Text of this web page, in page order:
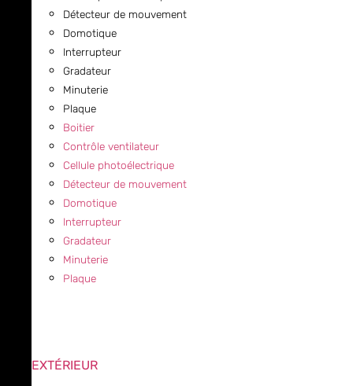
Détecteur de mouvement
Domotique
Interrupteur
Gradateur
Minuterie
Plaque
Boitier
Contrôle ventilateur
Cellule photoélectrique
Détecteur de mouvement
Domotique
Interrupteur
Gradateur
Minuterie
Plaque
EXTÉRIEUR